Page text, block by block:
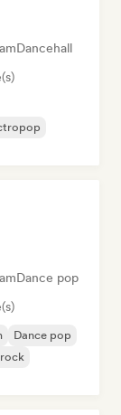
Dancehall
Dance pop
Dance pop